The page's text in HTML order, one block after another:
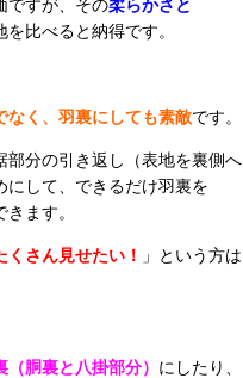
を比べると納得です。
なく、羽裏にしても素敵です。
部分の引き返し（表地を裏側へ
にして、できるだけ羽裏を
ます。
さん見せたい！ 」という方は
胴裏と八掛部分） にしたり、